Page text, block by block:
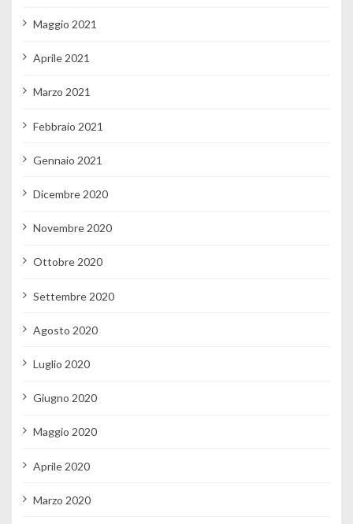
Maggio 2021
Aprile 2021
Marzo 2021
Febbraio 2021
Gennaio 2021
Dicembre 2020
Novembre 2020
Ottobre 2020
Settembre 2020
Agosto 2020
Luglio 2020
Giugno 2020
Maggio 2020
Aprile 2020
Marzo 2020